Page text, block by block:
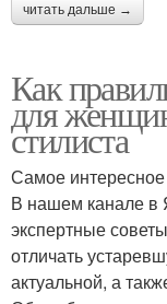
читать дальше →
Как
для
стилиста
Самое
В нашем канале в
экспертные
отличать
актуальной, а